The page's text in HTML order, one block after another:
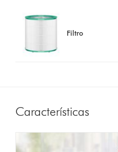
Filtro
Características